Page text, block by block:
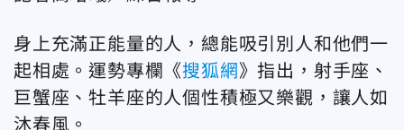
身上充滿正能量的人，總能吸引別人和他們一
起相處。運勢專欄《搜狐網》指出，射手座、
巨蟹座、牡羊座的人個性積極又樂觀，讓人如
沐春風。